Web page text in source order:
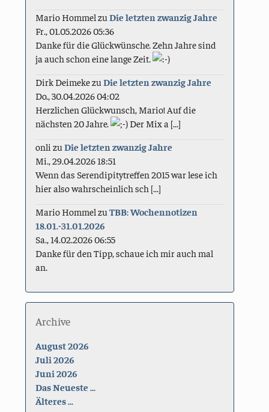
Mario Hommel zuDie letzten zwanzig Jahre
Fr., 01.05.2026 05:36
Danke für die Glückwünsche. Zehn Jahre sind
ja auch schon eine lange Zeit.
Dirk DeimekezuDie letzten zwanzig Jahre
Do., 30.04.2026 04:02
Herzlichen Glückwunsch, Mario! Auf die
nächsten 20 Jahre.
Der Mix a [...]
onli zuDie letzten zwanzig Jahre
Mi., 29.04.2026 18:51
Wenn das Serendipitytreffen 2015 war lese ich
hier also wahrscheinlich sch [...]
Mario Hommel zuTBB: Wochennotizen
18.01.-31.01.2026
Sa., 14.02.2026 06:55
Danke für den Tipp, schaue ich mir auch mal
an.
Archive
August 2026
Juli 2026
Juni 2026
Das Neueste ...
Älteres ...